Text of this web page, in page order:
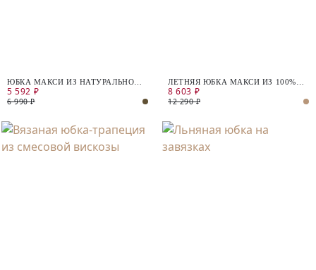
ЮБКА МАКСИ ИЗ НАТУРАЛЬНОЙ
ТКАНИ В ЭТНИЧЕСКОМ ПРИНТЕ
5 592 ₽
6 990 ₽
ЛЕТНЯЯ ЮБКА МАКСИ ИЗ 100%
ХЛОПКА С РАЗРЕЗАМИ
8 603 ₽
12 290 ₽